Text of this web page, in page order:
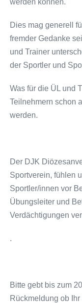
werden können.
Dies mag generell
fremder Gedanke
und Trainer
der Sportler und
Was für die ÜL und
Teilnehmern schon
werden.
Der DJK
Sportverein, fühlen
Sportler/innen vor
Übungsleiter und
Verdächtigungen
.
Bitte gebt bis zum
Rückmeldung ob